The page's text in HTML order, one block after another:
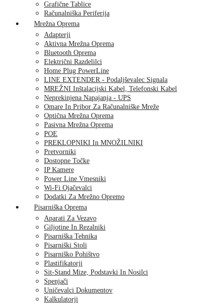
Grafične Tablice
Računalniška Periferija
Mrežna Oprema
Adapterji
Aktivna Mrežna Oprema
Bluetooth Oprema
Električni Razdelilci
Home Plug PowerLine
LINE EXTENDER - Podaljševalec Signala
MREŽNI Inštalacijski Kabel, Telefonski Kabel
Neprekinjena Napajanja - UPS
Omare In Pribor Za Računalniške Mreže
Optična Mrežna Oprema
Pasivna Mrežna Oprema
POE
PREKLOPNIKI In MNOŽILNIKI
Pretvorniki
Dostopne Točke
IP Kamere
Power Line Vmesniki
Wi-Fi Ojačevalci
Dodatki Za Mrežno Opremo
Pisarniška Oprema
Aparati Za Vezavo
Giljotine In Rezalniki
Pisarniška Tehnika
Pisarniški Stoli
Pisarniško Pohištvo
Plastifikatorji
Sit-Stand Mize, Podstavki In Nosilci
Spenjači
Uničevalci Dokumentov
Kalkulatorji